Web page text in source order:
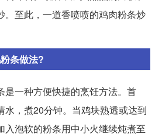
。至此，一道香喷喷的鸡肉粉条炒
条做法?
是一种方便快捷的烹饪方法。首
水，煮20分钟。当鸡块熟透或达到
入泡软的粉条用中小火继续炖煮至